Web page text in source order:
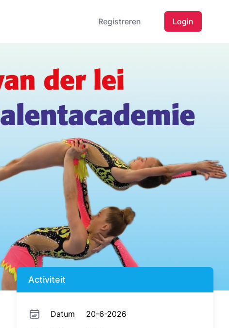
Registreren Login
Activiteit
Datum
20-6-2026